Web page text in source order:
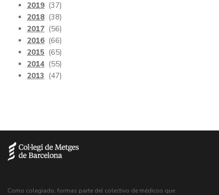
2019 (37)
2018 (38)
2017 (56)
2016 (66)
2015 (65)
2014 (55)
2013 (47)
Como colegiado, formas parte del colectivo de médicos que